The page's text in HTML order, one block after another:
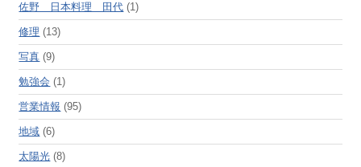
佐野 日本料理 田代 (1)
修理 (13)
写真 (9)
勉強会 (1)
営業情報 (95)
地域 (6)
太陽光 (8)